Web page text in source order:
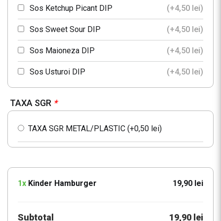
Sos Ketchup Picant DIP (+4,50 lei)
Sos Sweet Sour DIP (+4,50 lei)
Sos Maioneza DIP (+4,50 lei)
Sos Usturoi DIP (+4,50 lei)
TAXA SGR *
TAXA SGR METAL/PLASTIC (+0,50 lei)
1x Kinder Hamburger 19,90 lei
Subtotal 19,90 lei